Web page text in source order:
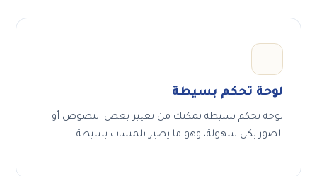
لوحة تحكم بسيطة
لوحة تحكم بسيطة تمكنك من تغيير بعض النصوص أو
الصور بكل سهولة، وهو ما يصير بلمسات بسيطة.